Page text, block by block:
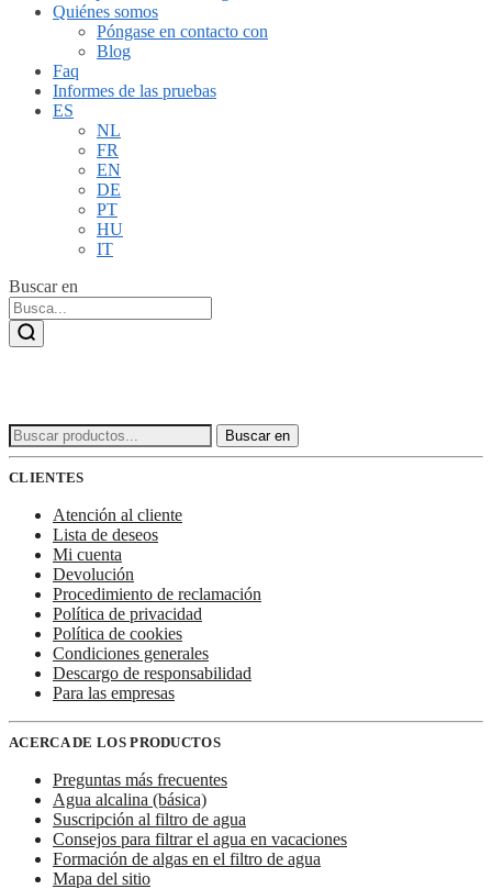
Quiénes somos
Póngase en contacto con
Blog
Faq
Informes de las pruebas
ES
NL
FR
EN
DE
PT
HU
IT
Buscar en
Buscar: Buscar en
CLIENTES
Atención al cliente
Lista de deseos
Mi cuenta
Devolución
Procedimiento de reclamación
Política de privacidad
Política de cookies
Condiciones generales
Descargo de responsabilidad
Para las empresas
ACERCA DE LOS PRODUCTOS
Preguntas más frecuentes
Agua alcalina (básica)
Suscripción al filtro de agua
Consejos para filtrar el agua en vacaciones
Formación de algas en el filtro de agua
Mapa del sitio